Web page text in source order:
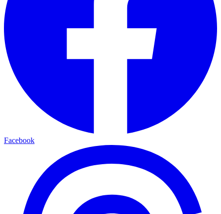
Facebook